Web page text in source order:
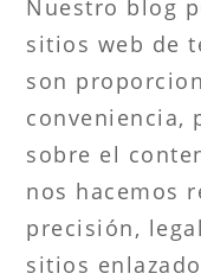
Nuestro blog
sitios web de
son
conveniencia,
sobre el
nos hacemos
precisión,
sitios